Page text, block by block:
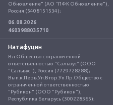
Обновление" (АО "ПФК Обновление"),
Россия (5408151534);
06.08.2026
4603988035710
Натафуцин
Вл.Общество с ограниченной
ответственностью "Сальвус" (ООО
"Сальвус"), Россия (7729728288);
Вып.к.Перв.Уп.Втор.Уп.Пр.Общество с
ограниченной ответственностью
"Рубикон" (ООО "Рубикон"),
Республика Беларусь (300228365);